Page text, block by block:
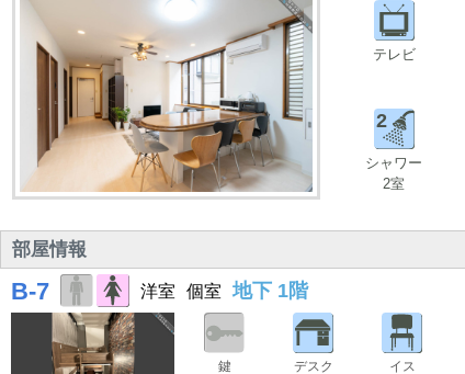
テレビ
2
シャワー
2室
部屋情報
B-7 洋室 個室 地下 1階
鍵 デスク イス